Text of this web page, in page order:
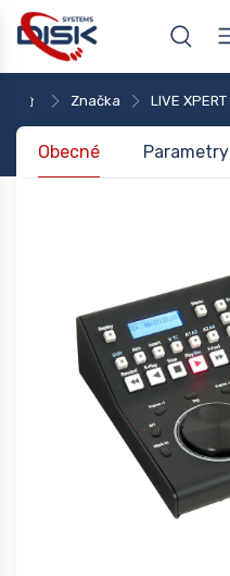
Značka LIVE XPERT
Obecné Parametry